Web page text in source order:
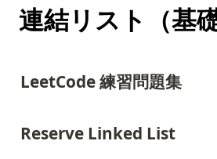
連結リスト（基
LeetCode 練習問題集
Reserve Linked List